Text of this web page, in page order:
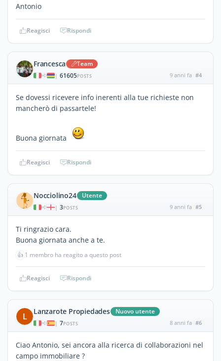
Antonio
Reagisci Rispondi
Francesca Team
| 61605POSTS 9 anni fa #4
Se dovessi ricevere info inerenti alla tue richieste non
mancherò di passartele!
Buona giornata
Reagisci Rispondi
Nocciolino24 Utente
| 3POSTS 9 anni fa #5
Ti ringrazio cara.
Buona giornata anche a te.
👍 1 membro ha reagito a questo post
Reagisci Rispondi
L Lanzarote Propiedades Nuovo utente
| 7POSTS 8 anni fa #6
Ciao Antonio, sei ancora alla ricerca di collaborazioni nel
campo immobiliare ?